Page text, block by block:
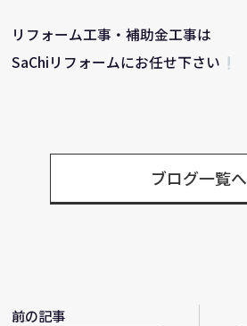
リフォーム工事・補助金工事は
SaChiリフォームにお任せ下さい
ブログ一覧へ
前の記事